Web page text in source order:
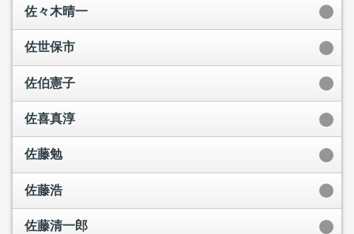
佐々木晴一
佐世保市
佐伯憲子
佐喜真淳
佐藤勉
佐藤浩
佐藤清一郎